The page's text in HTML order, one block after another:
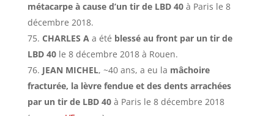
métacarpe à cause d’un tir de LBD 40à Paris le 8
décembre 2018.
CHARLES Aa été blessé au front par un tir de
LBD 40le 8 décembre 2018 à Rouen.
JEAN MICHEL, ~40 ans, a eu la mâchoire
fracturée, la lèvre fendue et des dents arrachées
par un tir de LBD 40à Paris le 8 décembre 2018